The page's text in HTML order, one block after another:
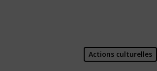
Actions culturelles